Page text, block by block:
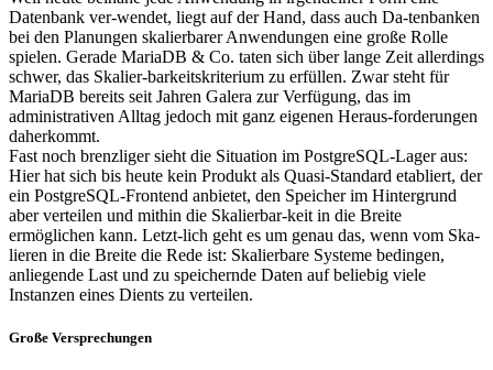
Datenbank ver-wendet, liegt auf der Hand, dass auch Da-tenbanken
bei den Planungen skalierbarer Anwendungen eine große Rolle
spielen. Gerade MariaDB & Co. taten sich über lange Zeit allerdings
schwer, das Skalier-barkeitskriterium zu erfüllen. Zwar steht für
MariaDB bereits seit Jahren Galera zur Verfügung, das im
administrativen Alltag jedoch mit ganz eigenen Heraus-forderungen
daherkommt.
Fast noch brenzliger sieht die Situation im PostgreSQL-Lager aus:
Hier hat sich bis heute kein Produkt als Quasi-Standard etabliert, der
ein PostgreSQL-Frontend anbietet, den Speicher im Hintergrund
aber verteilen und mithin die Skalierbar-keit in die Breite
ermöglichen kann. Letzt-lich geht es um genau das, wenn vom Ska-
lieren in die Breite die Rede ist: Skalierbare Systeme bedingen,
anliegende Last und zu speichernde Daten auf beliebig viele
Instanzen eines Dients zu verteilen.
Große Versprechungen